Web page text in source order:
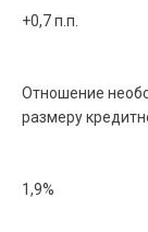
+0,7 п.п.
Отношение
размеру
1,9%